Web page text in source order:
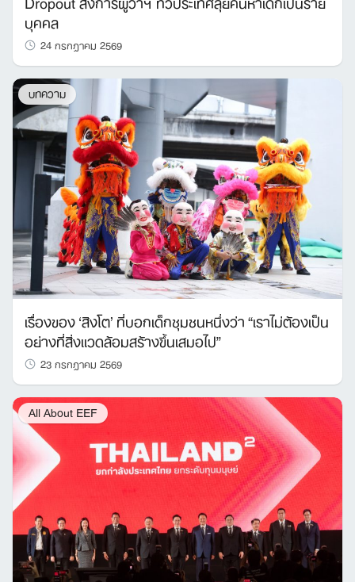
บุคคล
24 กรกฎาคม 2569
บทความ
เรื่องของ ‘สิงโต’ ที่บอกเด็กชุมชนหนึ่งว่า “เราไม่ต้องเป็น
อย่างที่สิ่งแวดล้อมสร้างขึ้นเสมอไป”
23 กรกฎาคม 2569
All About EEF